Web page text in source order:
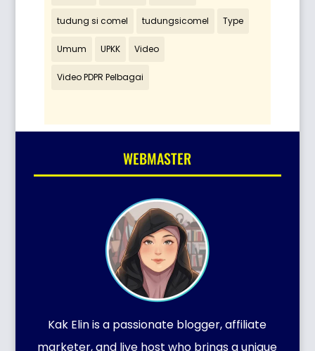
tudung si comel tudungsicomel Type
Umum UPKK Video
Video PDPR Pelbagai
WEBMASTER
Kak Elin is a passionate blogger, affiliate
marketer, and live host who brings a unique